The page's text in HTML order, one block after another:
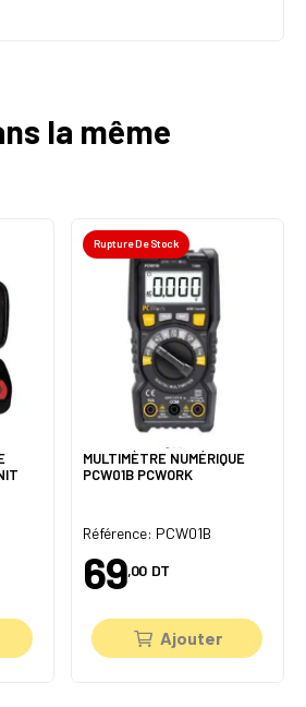
la même
Rupture De Stock
MULTIMÈTRE NUMÉRIQUE
PCW01B PCWORK
Référence: PCW01B
69,00 DT
Ajouter